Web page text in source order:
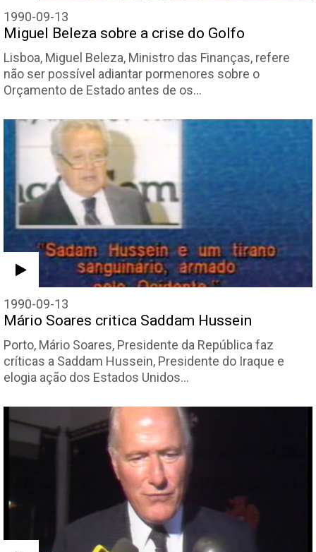
1990-09-13
Miguel Beleza sobre a crise do Golfo
Lisboa, Miguel Beleza, Ministro das Finanças, refere
não ser possível adiantar pormenores sobre o
Orçamento de Estado antes de os…
1990-09-13
Mário Soares critica Saddam Hussein
Porto, Mário Soares, Presidente da República faz
críticas a Saddam Hussein, Presidente do Iraque e
elogia ação dos Estados Unidos…